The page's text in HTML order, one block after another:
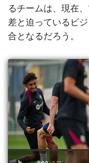
結果
順位表
るチームは、現在
差と迫っているビ
合となるだろう。